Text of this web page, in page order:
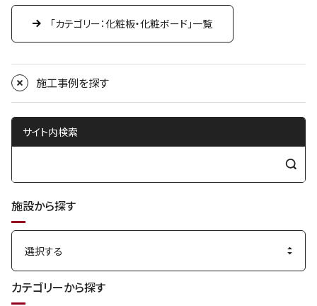
「カテゴリー：化粧板・化粧ボード」一覧
施工事例を探す
サイト内検索
検
施設から探す
カテゴリーから探す